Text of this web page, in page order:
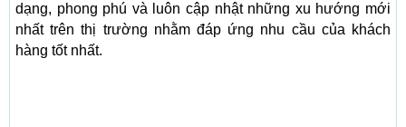
dạng, phong phú và luôn cập nhật những xu hướng mới
nhất trên thị trường nhằm đáp ứng nhu cầu của khách
hàng tốt nhất.